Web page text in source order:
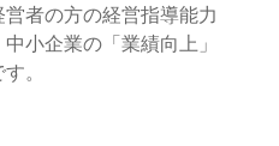
者の方の経営指導能力
小企業の「業績向上」
。